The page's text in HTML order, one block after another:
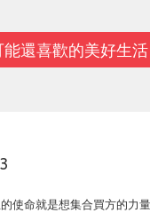
能還喜歡的美好生活
使命就是想集合買方的力